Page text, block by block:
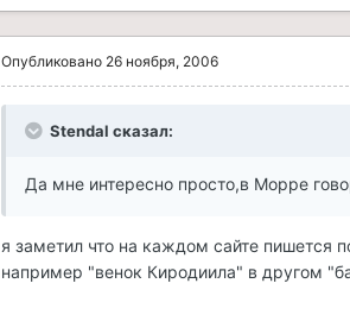
Опубликовано 26 ноября, 2006
Stendal сказал:
Да мне интересно просто,в Морре
я заметил что на каждом сайте пишется
например "венок Киродиила" в другом